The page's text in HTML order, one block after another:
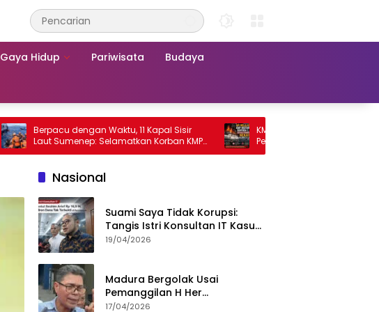
Gaya Hidup Pariwisata Budaya
Berpacu dengan Waktu, 11 Kapal Sisir
Laut Sumenep: Selamatkan Korban KMP
Mutiara Sentosa 2
KMP Mutiara Sentosa 2 Terbakar,
Penumpang Nekat Melompat ke Laut
Nasional
Suami Saya Tidak Korupsi:
Tangis Istri Konsultan IT Kasus
Nadiem Dituntut 22,5 Tahun
19/04/2026
Madura Bergolak Usai
Pemanggilan H Her
Pamekasan, Faizal Assegaf
17/04/2026